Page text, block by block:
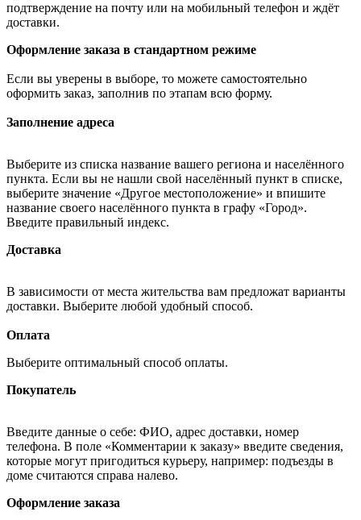
подтверждение на почту или на мобильный телефон и ждёт
доставки.
Оформление заказа в стандартном режиме
Если вы уверены в выборе, то можете самостоятельно
оформить заказ, заполнив по этапам всю форму.
Заполнение адреса
Выберите из списка название вашего региона и населённого
пункта. Если вы не нашли свой населённый пункт в списке,
выберите значение «Другое местоположение» и впишите
название своего населённого пункта в графу «Город».
Введите правильный индекс.
Доставка
В зависимости от места жительства вам предложат варианты
доставки. Выберите любой удобный способ.
Оплата
Выберите оптимальный способ оплаты.
Покупатель
Введите данные о себе: ФИО, адрес доставки, номер
телефона. В поле «Комментарии к заказу» введите сведения,
которые могут пригодиться курьеру, например: подъезды в
доме считаются справа налево.
Оформление заказа